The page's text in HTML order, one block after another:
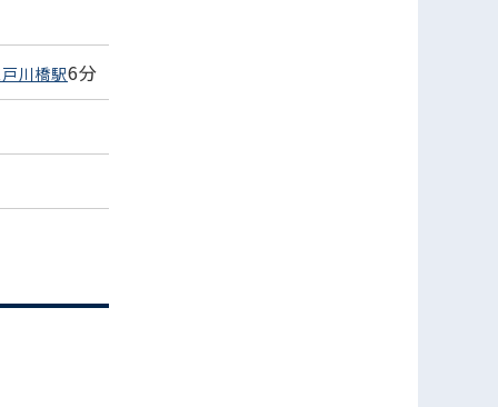
川橋駅6分